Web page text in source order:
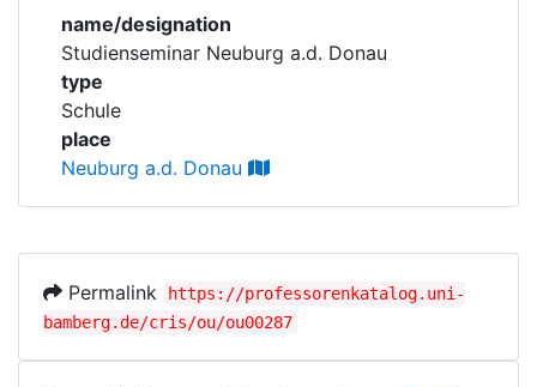
registry
name/designation
Studienseminar Neuburg a.d. Donau
type
Schule
place
Neuburg a.d. Donau
Permalink
https://professorenkatalog.uni-
bamberg.de/cris/ou/ou00287